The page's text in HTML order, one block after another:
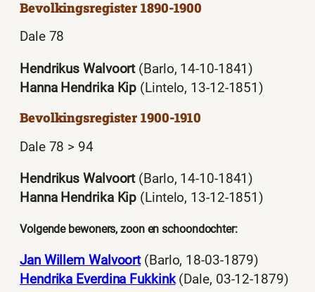
Bevolkingsregister 1890-1900
Dale 78
Hendrikus Walvoort(Barlo, 14-10-1841)
Hanna Hendrika Kip (Lintelo, 13-12-1851)
Bevolkingsregister 1900-1910
Dale 78 > 94
Hendrikus Walvoort(Barlo, 14-10-1841)
Hanna Hendrika Kip (Lintelo, 13-12-1851)
Volgende bewoners, zoon en schoondochter:
Jan Willem Walvoort(Barlo, 18-03-1879)
Hendrika Everdina Fukkink(Dale, 03-12-1879)